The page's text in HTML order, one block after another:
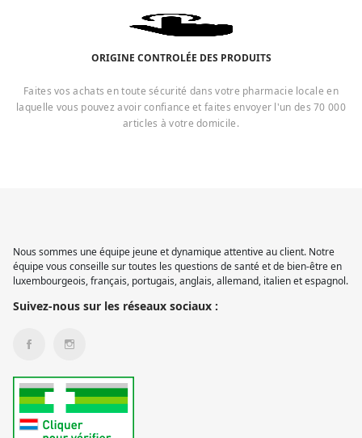
ORIGINE CONTROLÉE DES PRODUITS
Faites vos achats en toute sécurité dans votre pharmacie locale en
laquelle vous pouvez avoir confiance et faites envoyer l'un des 70 000
articles à votre domicile.
Nous sommes une équipe jeune et dynamique attentive au client. Notre
équipe vous conseille sur toutes les questions de santé et de bien-être en
luxembourgeois, français, portugais, anglais, allemand, italien et espagnol.
Suivez-nous sur les réseaux sociaux :